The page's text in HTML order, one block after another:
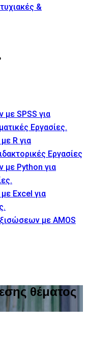
&
SPSS για
Εργασίες.
R για
Εργασίες
Python για
Excel για
με AMOS
θέματος